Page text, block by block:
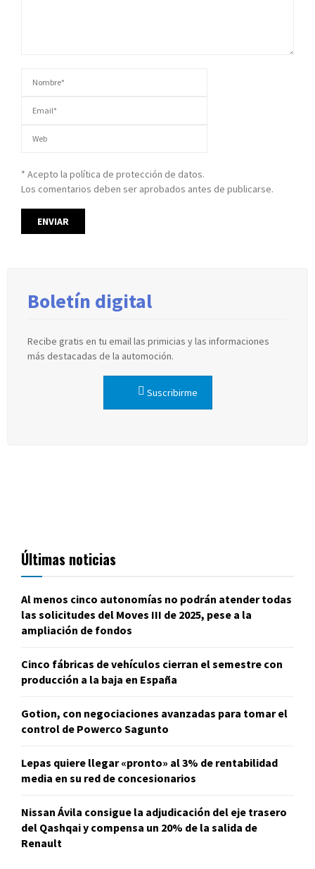
* Acepto la política de protección de datos.
Los comentarios deben ser aprobados antes de publicarse.
Boletín digital
Recibe gratis en tu email las primicias y las informaciones
más destacadas de la automoción.
Suscribirme
Últimas noticias
Al menos cinco autonomías no podrán atender todas
las solicitudes del Moves III de 2025, pese a la
ampliación de fondos
Cinco fábricas de vehículos cierran el semestre con
producción a la baja en España
Gotion, con negociaciones avanzadas para tomar el
control de Powerco Sagunto
Lepas quiere llegar «pronto» al 3% de rentabilidad
media en su red de concesionarios
Nissan Ávila consigue la adjudicación del eje trasero
del Qashqai y compensa un 20% de la salida de
Renault